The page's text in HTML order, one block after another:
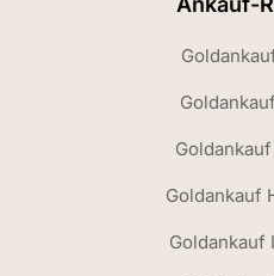
Goldankauf
Goldankauf